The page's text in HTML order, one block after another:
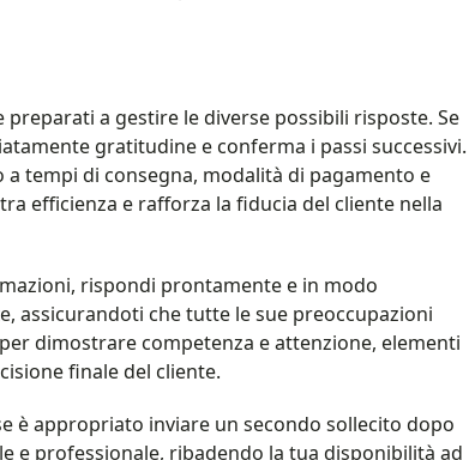
a gestire le diverse possibili risposte. Se
gratitudine e conferma i passi successivi.
tempi di consegna, modalità di pagamento e
efficienza e rafforza la fiducia del cliente nella
rispondi prontamente e in modo
assicurandoti che tutte le sue preoccupazioni
dimostrare competenza e attenzione, elementi
finale del cliente.
è appropriato inviare un secondo sollecito dopo
e professionale, ribadendo la tua disponibilità ad